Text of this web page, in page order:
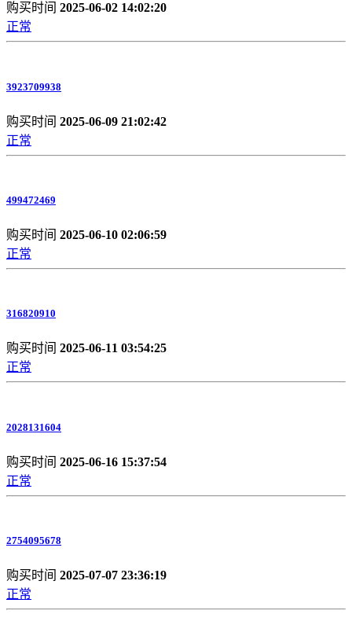
购买时间 2025-06-02 14:02:20
正常
3923709938
购买时间 2025-06-09 21:02:42
正常
499472469
购买时间 2025-06-10 02:06:59
正常
316820910
购买时间 2025-06-11 03:54:25
正常
2028131604
购买时间 2025-06-16 15:37:54
正常
2754095678
购买时间 2025-07-07 23:36:19
正常